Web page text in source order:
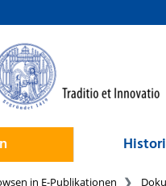
in E-Publikationen